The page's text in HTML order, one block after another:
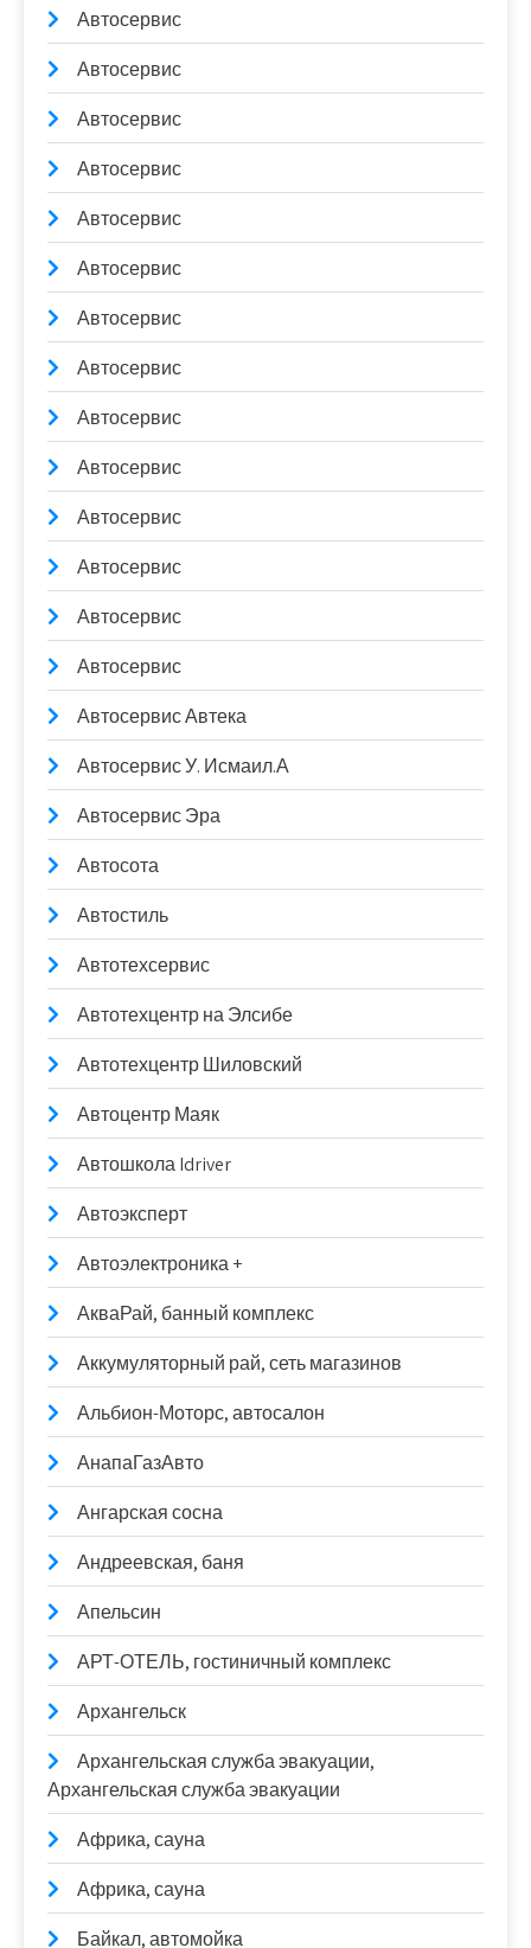
Автосервис
Автосервис
Автосервис
Автосервис
Автосервис
Автосервис
Автосервис
Автосервис
Автосервис
Автосервис
Автосервис
Автосервис
Автосервис
Автосервис
Автосервис Автека
Автосервис У. Исмаил.А
Автосервис Эра
Автосота
Автостиль
Автотехсервис
Автотехцентр на Элсибе
Автотехцентр Шиловский
Автоцентр Маяк
Автошкола Idriver
Автоэксперт
Автоэлектроника +
АкваРай, банный комплекс
Аккумуляторный рай, сеть магазинов
Альбион-Моторс, автосалон
АнапаГазАвто
Ангарская сосна
Андреевская, баня
Апельсин
АРТ-ОТЕЛЬ, гостиничный комплекс
Архангельск
Архангельская служба эвакуации,
Архангельская служба эвакуации
Африка, сауна
Африка, сауна
Байкал, автомойка